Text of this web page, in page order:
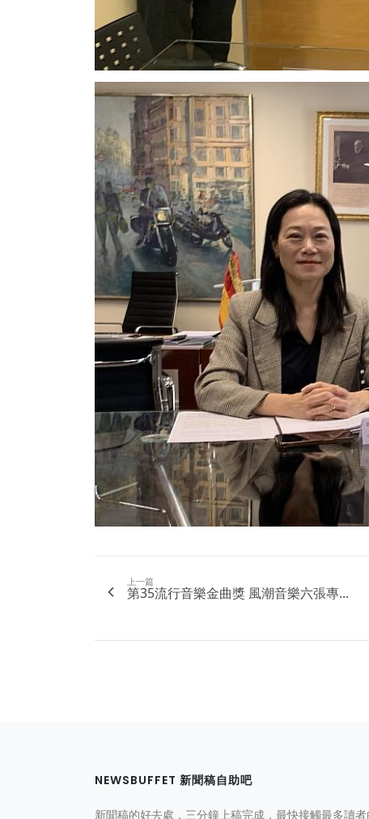
上一篇
第35流行音樂金曲獎 風潮音樂六張專...
NEWSBUFFET 新聞稿自助吧
新聞稿的好去處，三分鐘上稿完成，最快接觸最多讀者